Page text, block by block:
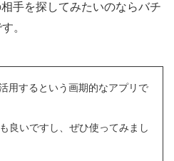
手を探してみたいのならバチ
。
用するという画期的なアプリで
良いですし、ぜひ使ってみまし